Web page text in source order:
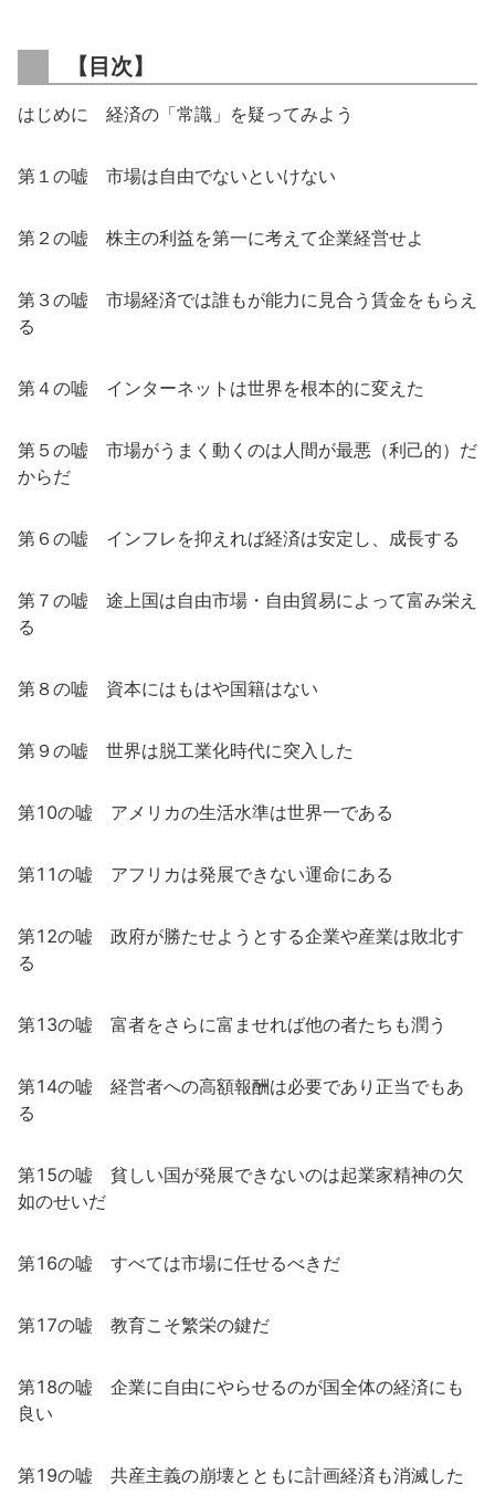
【目次】
はじめに 経済の「常識」を疑ってみよう
第１の嘘 市場は自由でないといけない
第２の嘘 株主の利益を第一に考えて企業経営せよ
第３の嘘 市場経済では誰もが能力に見合う賃金をもらえ
る
第４の嘘 インターネットは世界を根本的に変えた
第５の嘘 市場がうまく動くのは人間が最悪（利己的）だ
からだ
第６の嘘 インフレを抑えれば経済は安定し、成長する
第７の嘘 途上国は自由市場・自由貿易によって富み栄え
る
第８の嘘 資本にはもはや国籍はない
第９の嘘 世界は脱工業化時代に突入した
第10の嘘 アメリカの生活水準は世界一である
第11の嘘 アフリカは発展できない運命にある
第12の嘘 政府が勝たせようとする企業や産業は敗北す
る
第13の嘘 富者をさらに富ませれば他の者たちも潤う
第14の嘘 経営者への高額報酬は必要であり正当でもあ
る
第15の嘘 貧しい国が発展できないのは起業家精神の欠
如のせいだ
第16の嘘 すべては市場に任せるべきだ
第17の嘘 教育こそ繁栄の鍵だ
第18の嘘 企業に自由にやらせるのが国全体の経済にも
良い
第19の嘘 共産主義の崩壊とともに計画経済も消滅した